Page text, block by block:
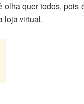
olha quer todos, pois
loja virtual.